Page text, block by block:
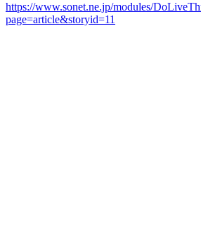
https://www.sonet.ne.jp/modules/
page=article&storyid=11